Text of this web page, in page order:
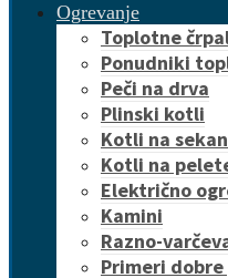
Ogrevanje
Toplotne
Ponudniki
Peči na drva
Plinski kotli
Kotli na
Kotli na
Električno
Kamini
Razno-
Primeri dobre